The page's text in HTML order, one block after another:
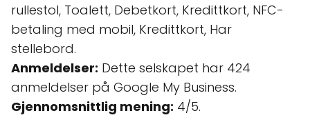
rullestol, Toalett, Debetkort, Kredittkort, NFC-
betaling med mobil, Kredittkort, Har
stellebord.
Anmeldelser: Dette selskapet har 424
anmeldelser på Google My Business.
Gjennomsnittlig mening: 4/5.